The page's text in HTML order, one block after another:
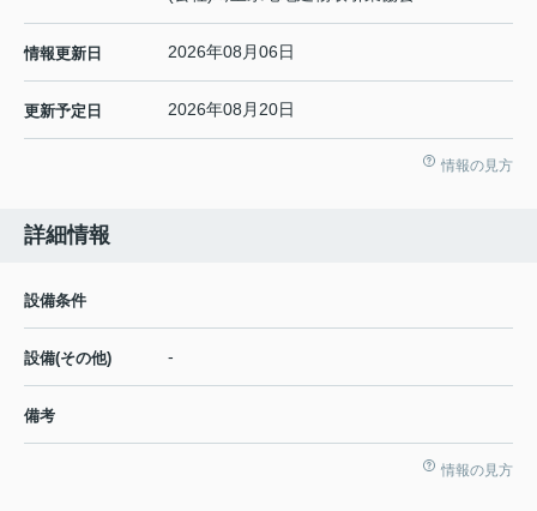
情報更新日 2026年08月06日
更新予定日 2026年08月20日
情報の見方
詳細情報
設備条件
設備(その他) -
備考
情報の見方